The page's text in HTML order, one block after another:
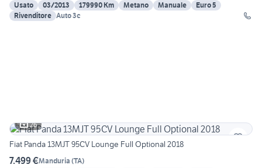
Usato
03/2013 179990 Km Metano Manuale
Euro 5
Rivenditore Auto 3c
26
Fiat Panda 13MJT 95CV Lounge Full Optional 2018
7.499 €Manduria (TA)